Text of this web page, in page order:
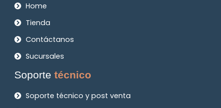
Home
Tienda
Contáctanos
Sucursales
Soportetécnico
Soporte técnico y post venta